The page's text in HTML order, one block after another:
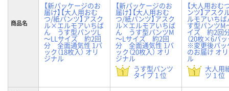
商品名
【新パッケージのお
届け】【大人用おむ
つ/紙パンツ】アスク
ル×エルモアいちば
ん うす型パンツL
～LLサイズ 約2回
分 全面通気性 1パ
ック（18枚入） オリ
ジナル
【新パッケージのお
届け】【大人用おむ
つ/紙パンツ】アスク
ル×エルモアいちば
ん うす型パンツM
～Lサイズ 約2回
分 全面通気性 1パ
ック（20枚入） オリ
ジナル
うす型パンツ
タイプ 1 位
【大人用おむ
ンツ】アス
ルモアいち
す型パンツM
イズ 約2回
（20枚×6パッ
※変更後パッ
のお届け オ
ル
大人用
ツ 1 位